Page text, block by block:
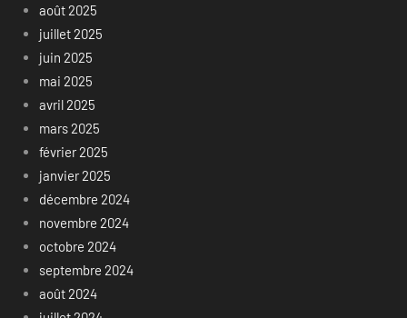
août 2025
juillet 2025
juin 2025
mai 2025
avril 2025
mars 2025
février 2025
janvier 2025
décembre 2024
novembre 2024
octobre 2024
septembre 2024
août 2024